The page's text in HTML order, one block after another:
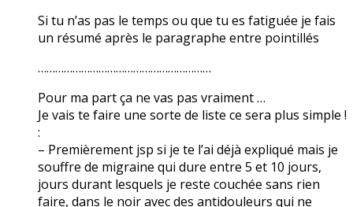
Si tu n’as pas le temps ou que tu es fatiguée je fais
un résumé après le paragraphe entre pointillés
……………………………………………………
Pour ma part ça ne vas pas vraiment …
Je vais te faire une sorte de liste ce sera plus simple !
:
– Premièrement jsp si je te l’ai déjà expliqué mais je
souffre de migraine qui dure entre 5 et 10 jours,
jours durant lesquels je reste couchée sans rien
faire, dans le noir avec des antidouleurs qui ne